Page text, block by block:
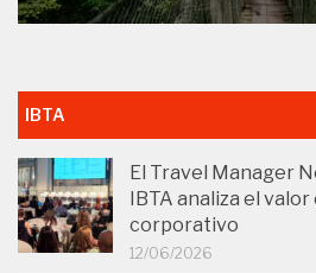
IBTA
El Travel Manager
IBTA analiza el
corporativo
12/06/2026